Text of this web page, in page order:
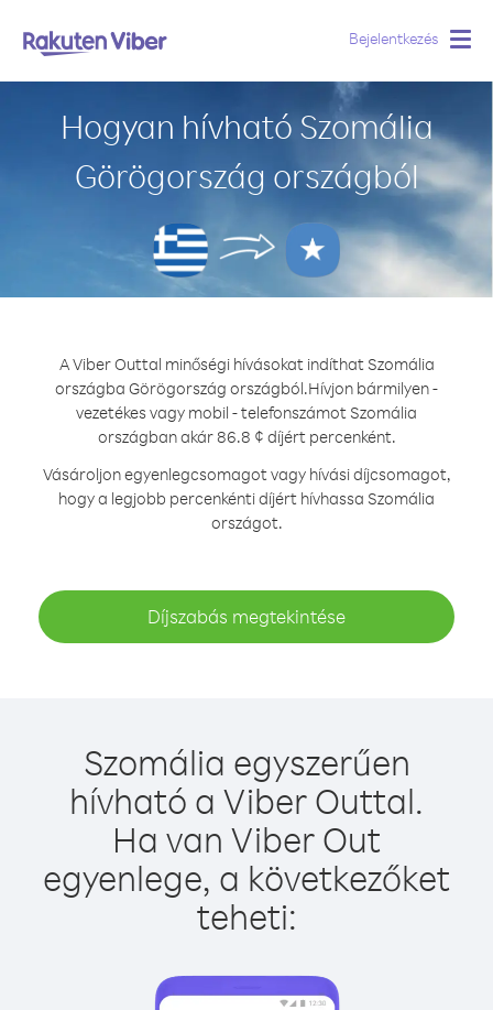
Bejelentkezés
Hogyan hívható Szomália
Görögország országból
A Viber Outtal minőségi hívásokat indíthat Szomália
országba Görögország országból.Hívjon bármilyen -
vezetékes vagy mobil - telefonszámot Szomália
országban akár 86.8 ¢ díjért percenként.
Vásároljon egyenlegcsomagot vagy hívási díjcsomagot,
hogy a legjobb percenkénti díjért hívhassa Szomália
országot.
Díjszabás megtekintése
Szomália egyszerűen
hívható a Viber Outtal.
Ha van Viber Out
egyenlege, a következőket
teheti: